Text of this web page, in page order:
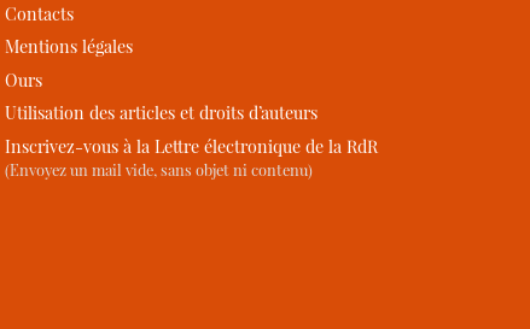
Contacts
Mentions légales
Ours
Utilisation des articles et droits d’auteurs
Inscrivez-vous à la Lettre électronique de la RdR
(Envoyez un mail vide, sans objet ni contenu)